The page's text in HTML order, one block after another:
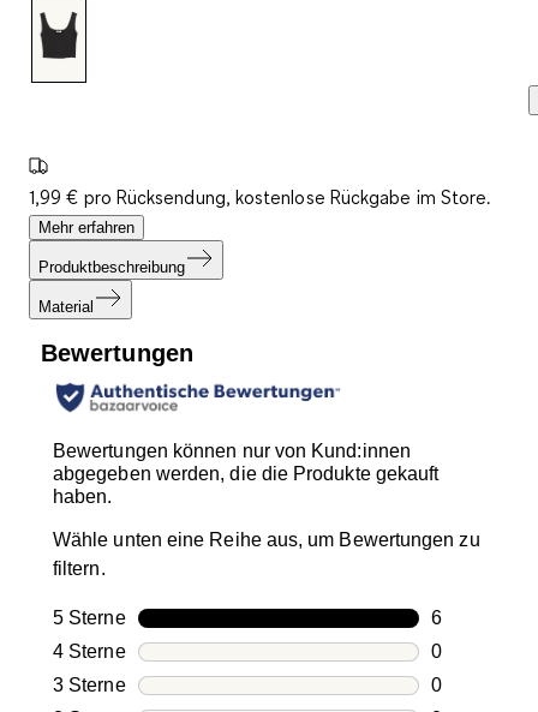
1,99 € pro Rücksendung, kostenlose Rückgabe im Store.
Mehr erfahren
Produktbeschreibung
Material
Bewertungen
Bewertungen können nur von Kund:innen
abgegeben werden, die die Produkte gekauft
haben.
Wähle unten eine Reihe aus, um Bewertungen zu
filtern.
5 SterneSterne
6
6
4 SterneSterne
0
0
3 SterneSterne
0